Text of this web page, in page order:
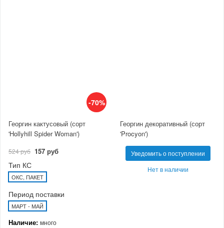
-70%
Георгин кактусовый (сорт
'Hollyhill Spider Woman')
524 руб 157 руб
Тип КС
ОКС, ПАКЕТ
Период поставки
МАРТ - МАЙ
Наличие: много
Георгин декоративный (сорт
'Procyon')
Уведомить о поступлении
Нет в наличии